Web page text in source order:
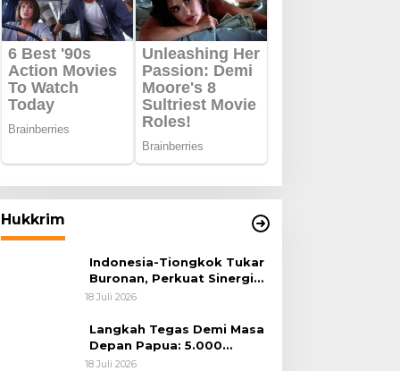
Hukkrim
Indonesia-Tiongkok Tukar
Buronan, Perkuat Sinergi
Penegakan Hukum Lintas
18 Juli 2026
Langkah Tegas Demi Masa
Depan Papua: 5.000
Batang Ganja Berhasil
18 Juli 2026